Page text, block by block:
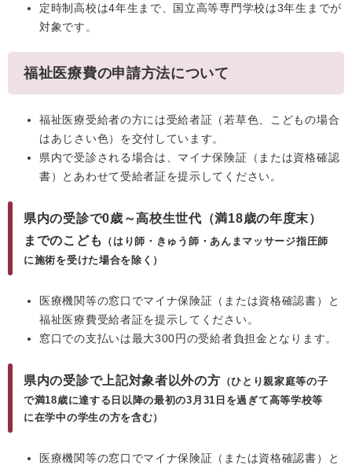
定時制高校は4年生まで、国立高等専門学校は3年生までが
対象です。
福祉医療費の申請方法について
福祉医療受給者の方には受給者証（若草色、こどもの場合
はあじさい色）を交付しています。
県内で受診される場合は、マイナ保険証（または資格確認
書）とあわせて受給者証を提示してください。
県内の受診で0歳～高校生世代（満18歳の年度末）
までのこども
（はり師・きゅう師・あんまマッサージ指圧師
に施術を受けた場合を除く）
医療機関等の窓口でマイナ保険証（または資格確認書）と
福祉医療費受給者証を提示してください。
窓口での支払いは最大300円の受給者負担金となります。
県内の受診で上記対象者以外の方 （ひとり親家庭等の子
で満18歳に達する日以降の最初の3月31日を過ぎて高等学校等
に在学中の学生の方を含む）
医療機関等の窓口でマイナ保険証（または資格確認書）と